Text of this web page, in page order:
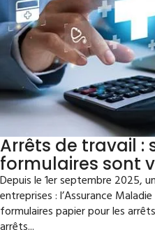
Arrêts de travail :
formulaires sont
Depuis le 1er septembre 2025,
entreprises : l’Assurance
formulaires papier pour les